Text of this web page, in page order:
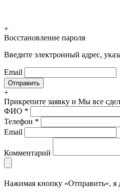
+
Восстановление пароля
Введите электронный адрес,
Email
+
Прикрепите заявку и Мы все
ФИО *
Телефон *
Email
Комментарий
Нажимая кнопку «Отправить», я